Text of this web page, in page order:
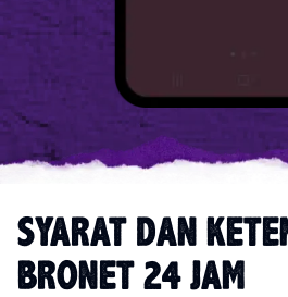
SYARAT DAN
BRONET 24 JAM